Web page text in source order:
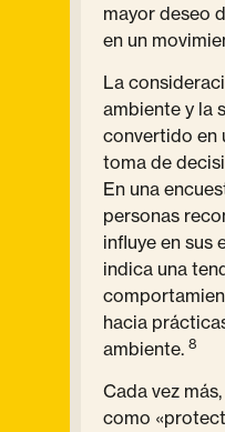
mayor deseo
en un
La
ambiente y la
convertido en
toma de
En una
personas
influye en sus
indica una
hacia
ambiente. 8
Cada vez
como